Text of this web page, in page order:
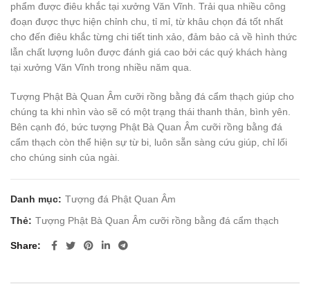
phẩm được điêu khắc tại xưởng Văn Vĩnh. Trải qua nhiều công
đoạn được thực hiện chỉnh chu, tỉ mỉ, từ khâu chọn đá tốt nhất
cho đến điêu khắc từng chi tiết tinh xảo, đảm bảo cả về hình thức
lẫn chất lượng luôn được đánh giá cao bởi các quý khách hàng
tại xưởng Văn Vĩnh trong nhiều năm qua.
Tượng Phật Bà Quan Âm cưỡi rồng bằng đá cẩm thạch giúp cho
chúng ta khi nhìn vào sẽ có một trạng thái thanh thản, bình yên.
Bên cạnh đó, bức tượng Phật Bà Quan Âm cưỡi rồng bằng đá
cẩm thạch còn thể hiện sự từ bi, luôn sẵn sàng cứu giúp, chỉ lối
cho chúng sinh của ngài.
Danh mục: Tượng đá Phật Quan Âm
Thẻ: Tượng Phật Bà Quan Âm cưỡi rồng bằng đá cẩm thạch
Share